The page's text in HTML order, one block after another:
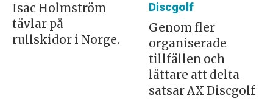
Isac Holmström
tävlar på
rullskidor i Norge.
Discgolf
Genom fler
organiserade
tillfällen och
lättare att delta
satsar AX Discgolf